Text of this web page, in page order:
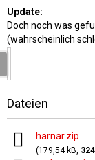
Update:
Doch noch was
(wahrscheinlich
Dateien
harnar.zip
(179,54 kB, 324